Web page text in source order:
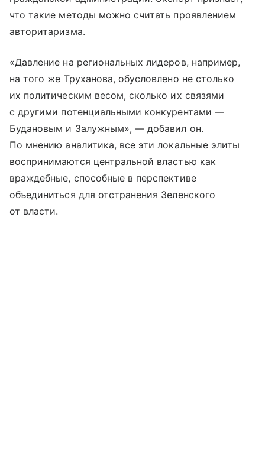
что такие методы можно считать проявлением
авторитаризма.
«Давление на региональных лидеров, например,
на того же Труханова, обусловлено не столько
их политическим весом, сколько их связями
с другими потенциальными конкурентами —
Будановым и Залужным», — добавил он.
По мнению аналитика, все эти локальные элиты
воспринимаются центральной властью как
враждебные, способные в перспективе
объединиться для отстранения Зеленского
от власти.